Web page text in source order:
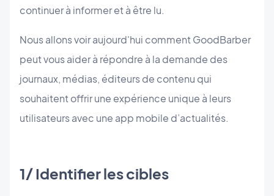
continuer à informer et à être lu.
Nous allons voir aujourd'hui comment GoodBarber
peut vous aider à répondre à la demande des
journaux, médias, éditeurs de contenu qui
souhaitent offrir une expérience unique à leurs
utilisateurs avec une app mobile d’actualités.
1/ Identifier les cibles